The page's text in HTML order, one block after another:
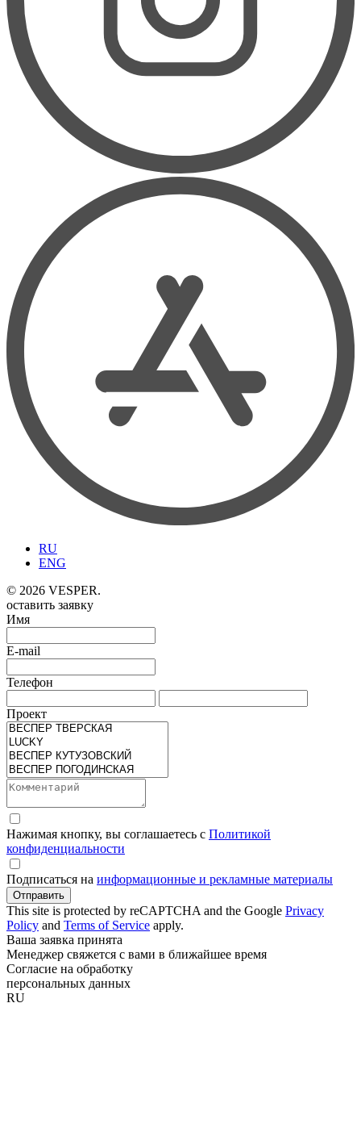
RU
ENG
© 2026 VESPER.
оставить заявку
Имя
E-mail
Телефон
Проект
Нажимая кнопку, вы соглашаетесь с Политикой
конфиденциальности
Подписаться на информационные и рекламные материалы
Отправить
This site is protected by reCAPTCHA and the Google Privacy
Policy and Terms of Service apply.
Ваша заявка принята
Менеджер свяжется с вами в ближайшее время
Согласие на обработку
персональных данных
RU